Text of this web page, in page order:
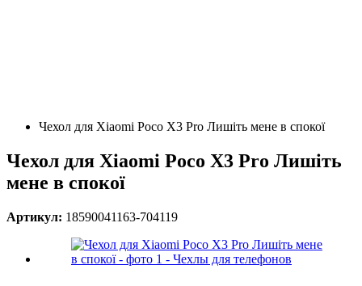
Чехол для Xiaomi Poco X3 Pro Лишіть мене в спокої
Чехол для Xiaomi Poco X3 Pro Лишіть
мене в спокої
Артикул: 18590041163-704119